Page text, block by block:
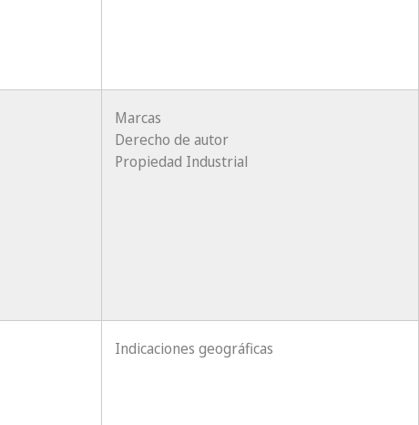
Marcas
Derecho de autor
Propiedad Industrial
Indicaciones geográficas